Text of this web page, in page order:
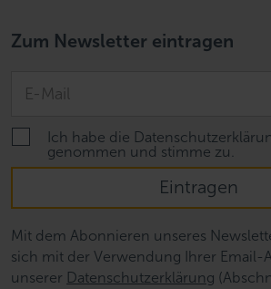
Zum Newsletter eintragen
Ich habe die
genommen und stimme zu.
Eintragen
Mit dem Abonnieren unseres
sich mit der Verwendung Ihrer Email-
unserer Datenschutzerklärung